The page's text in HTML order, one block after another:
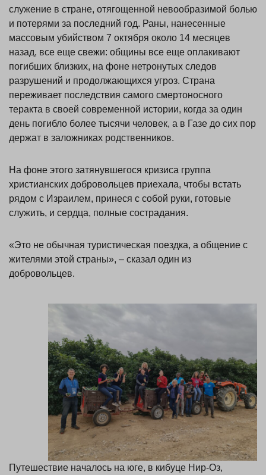
служение в стране, отягощенной невообразимой болью
и потерями за последний год. Раны, нанесенные
массовым убийством 7 октября около 14 месяцев
назад, все еще свежи: общины все еще оплакивают
погибших близких, на фоне нетронутых следов
разрушений и продолжающихся угроз. Страна
переживает последствия самого смертоносного
теракта в своей современной истории, когда за один
день погибло более тысячи человек, а в Газе до сих пор
держат в заложниках родственников.
На фоне этого затянувшегося кризиса группа
христианских добровольцев приехала, чтобы встать
рядом с Израилем, принеся с собой руки, готовые
служить, и сердца, полные сострадания.
«Это не обычная туристическая поездка, а общение с
жителями этой страны», – сказал один из
добровольцев.
Путешествие началось на юге, в кибуце Нир-Оз,